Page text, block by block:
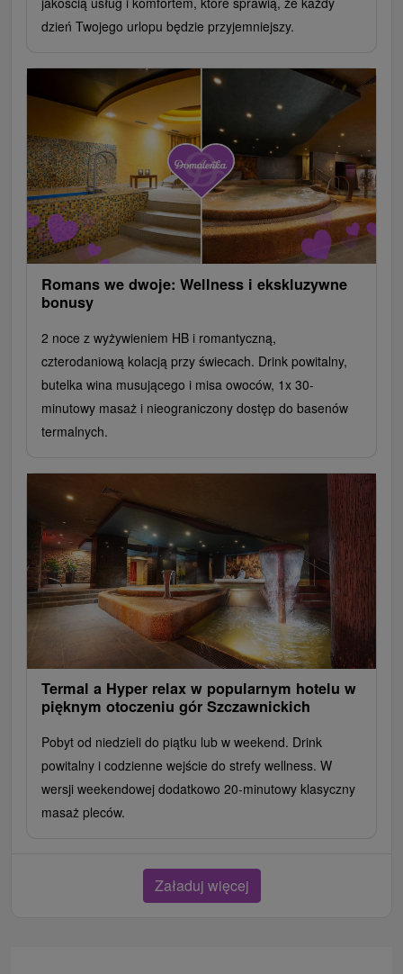
dzień Twojego urlopu będzie przyjemniejszy.
Romans we dwoje: Wellness i ekskluzywne
bonusy
2 noce z wyżywieniem HB i romantyczną,
czterodaniową kolacją przy świecach. Drink powitalny,
butelka wina musującego i misa owoców, 1x 30-
minutowy masaż i nieograniczony dostęp do basenów
termalnych.
Termal a Hyper relax w popularnym hotelu w
pięknym otoczeniu gór Szczawnickich
Pobyt od niedzieli do piątku lub w weekend. Drink
powitalny i codzienne wejście do strefy wellness. W
wersji weekendowej dodatkowo 20-minutowy klasyczny
masaż pleców.
Załaduj więcej